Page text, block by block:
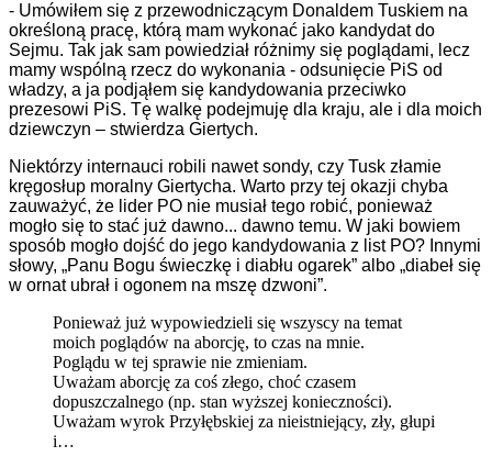
- Umówiłem się z przewodniczącym Donaldem Tuskiem na
określoną pracę, którą mam wykonać jako kandydat do
Sejmu. Tak jak sam powiedział różnimy się poglądami, lecz
mamy wspólną rzecz do wykonania - odsunięcie PiS od
władzy, a ja podjąłem się kandydowania przeciwko
prezesowi PiS. Tę walkę podejmuję dla kraju, ale i dla moich
dziewczyn – stwierdza Giertych.
Niektórzy internauci robili nawet sondy, czy Tusk złamie
kręgosłup moralny Giertycha. Warto przy tej okazji chyba
zauważyć, że lider PO nie musiał tego robić, ponieważ
mogło się to stać już dawno... dawno temu. W jaki bowiem
sposób mogło dojść do jego kandydowania z list PO? Innymi
słowy, „Panu Bogu świeczkę i diabłu ogarek” albo „diabeł się
w ornat ubrał i ogonem na mszę dzwoni”.
Ponieważ już wypowiedzieli się wszyscy na temat
moich poglądów na aborcję, to czas na mnie.
Poglądu w tej sprawie nie zmieniam.
Uważam aborcję za coś złego, choć czasem
dopuszczalnego (np. stan wyższej konieczności).
Uważam wyrok Przyłębskiej za nieistniejący, zły, głupi
i…